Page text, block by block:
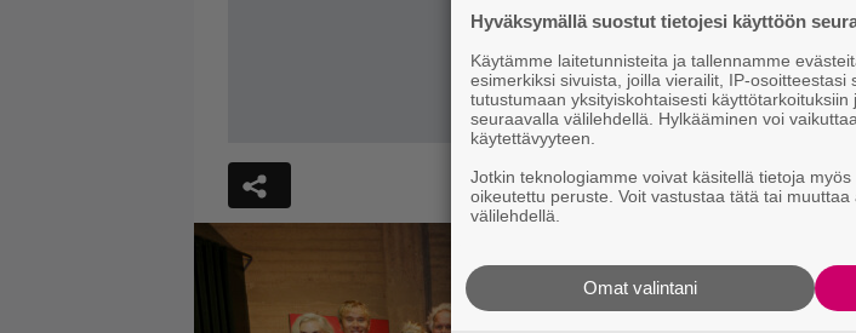
Hyväksymällä suostut tietojesi käyttöön
Käytämme laitetunnisteita ja tallennamme
esimerkiksi sivuista, joilla vierailit, IP-
tutustumaan yksityiskohtaisesti
seuraavalla välilehdellä. Hylkääminen voi
käytettävyyteen.
Jotkin teknologiamme voivat käsitellä tietoja
oikeutettu peruste. Voit vastustaa tätä tai
välilehdellä.
Omat valintani